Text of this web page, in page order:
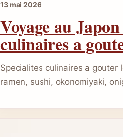
13 mai 2026
Voyage au
culinaires a
Specialites culinaires a gouter
ramen, sushi, okonomiyaki,